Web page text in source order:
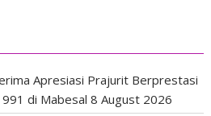
Apresiasi Prajurit Berprestasi
di Mabesal 8 August 2026